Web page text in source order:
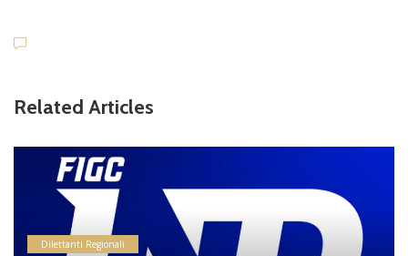
Related Articles
Dilettanti Regionali